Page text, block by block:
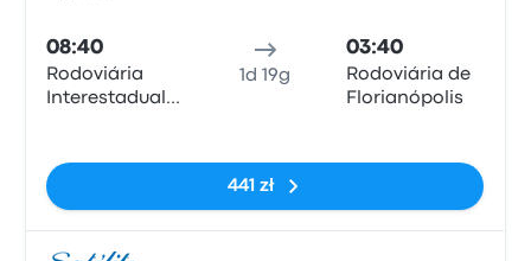
08:40
Rodoviária
Interestadual
1d 19g
03:40
Rodoviária de
Florianópolis
441 zł